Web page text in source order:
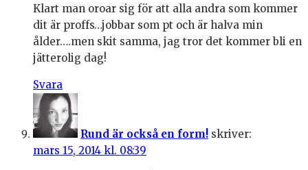
Klart man oroar sig för att alla andra som kommer
dit är proffs…jobbar som pt och är halva min
ålder….men skit samma, jag tror det kommer bli en
jätterolig dag!
Svara
Rund är också en form! skriver:
mars 15, 2014 kl. 08:39